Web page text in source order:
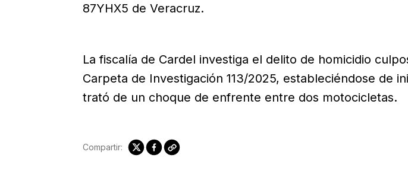
87YHX5 de Veracruz.
La fiscalía de Cardel investiga el delito de homicidio
Carpeta de Investigación 113/2025, estableciéndose de
trató de un choque de enfrente entre dos motocicletas.
Compartir: